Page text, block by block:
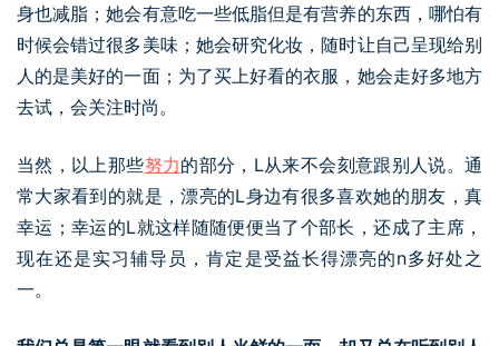
身也减脂；她会有意吃一些低脂但是有营养的东西，哪怕有
时候会错过很多美味；她会研究化妆，随时让自己呈现给别
人的是美好的一面；为了买上好看的衣服，她会走好多地方
去试，会关注时尚。
当然，以上那些努力的部分，L从来不会刻意跟别人说。通
常大家看到的就是，漂亮的L身边有很多喜欢她的朋友，真
幸运；幸运的L就这样随随便便当了个部长，还成了主席，
现在还是实习辅导员，肯定是受益长得漂亮的n多好处之
一。